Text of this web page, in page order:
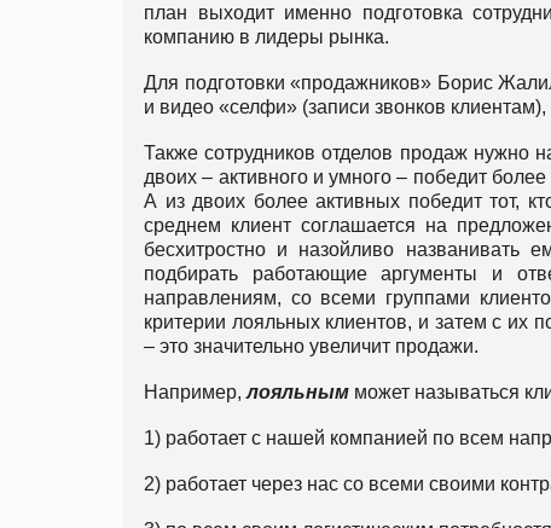
план выходит именно подготовка
компанию в лидеры рынка.
Для подготовки «продажников» Борис
и видео «селфи» (записи звонков
Также сотрудников отделов продаж нужно
двоих – активного и умного – победит
А из двоих более активных победит тот,
среднем клиент соглашается на
бесхитростно и назойливо названивать
подбирать работающие аргументы и
направлениям, со всеми группами
критерии лояльных клиентов, и затем с их
– это значительно увеличит продажи.
Например,лояльным может называться
1) работает с нашей компанией по всем
2) работает через нас со всеми своими